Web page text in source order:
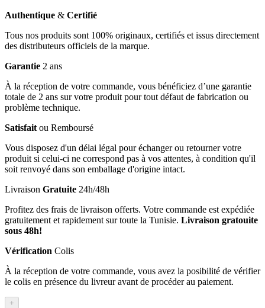
Authentique & Certifié
Tous nos produits sont 100% originaux, certifiés et issus directement
des distributeurs officiels de la marque.
Garantie 2 ans
À la réception de votre commande, vous bénéficiez d’une garantie
totale de 2 ans sur votre produit pour tout défaut de fabrication ou
problème technique.
Satisfait ou Remboursé
Vous disposez d'un délai légal pour échanger ou retourner votre
produit si celui-ci ne correspond pas à vos attentes, à condition qu'il
soit renvoyé dans son emballage d'origine intact.
Livraison Gratuite 24h/48h
Profitez des frais de livraison offerts. Votre commande est expédiée
gratuitement et rapidement sur toute la Tunisie. Livraison gratouite
sous 48h!
Vérification Colis
À la réception de votre commande, vous avez la posibilité de vérifier
le colis en présence du livreur avant de procéder au paiement.
+